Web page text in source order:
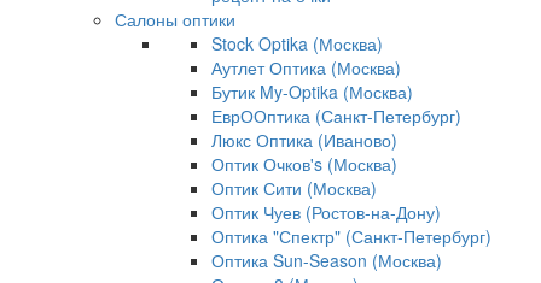
Салоны оптики
Stock Optika (Москва)
Аутлет Оптика (Москва)
Бутик My-Optika (Москва)
ЕврООптика (Санкт-Петербург)
Люкс Оптика (Иваново)
Оптик Очков's (Москва)
Оптик Сити (Москва)
Оптик Чуев (Ростов-на-Дону)
Оптика "Спектр" (Санкт-Петербург)
Оптика Sun-Season (Москва)